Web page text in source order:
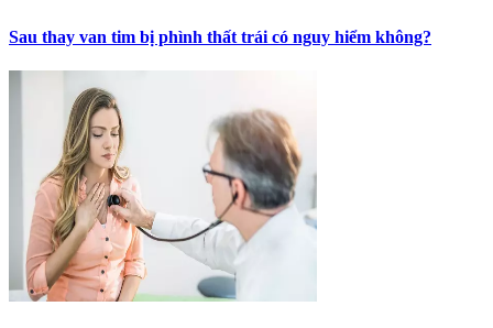
Sau thay van tim bị phình thất trái có nguy hiểm không?